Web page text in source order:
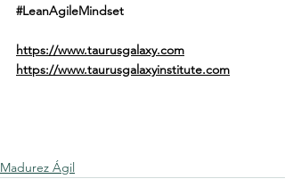
#LeanAgileMindset
https://www.taurusgalaxy.com
https://www.taurusgalaxyinstitute.com
Madurez Ágil